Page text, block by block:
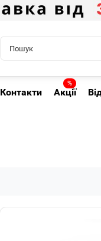
Контакти
%
Акції